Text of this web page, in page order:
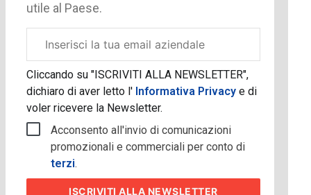
utile al Paese.
aziendale
Cliccando su "ISCRIVITI ALLA NEWSLETTER",
dichiaro di aver letto l' Informativa Privacye di
voler ricevere la Newsletter.
Acconsento all'invio di comunicazioni
promozionali e commerciali per conto di
terzi.
ISCRIVITIALLA NEWSLETTER